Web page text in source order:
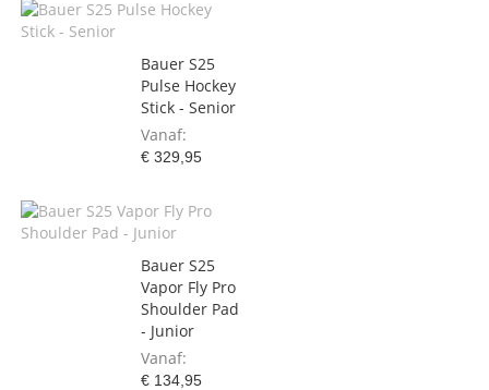
Bauer S25
Pulse Hockey
Stick - Senior
Vanaf
€ 329,95
Bauer S25
Vapor Fly Pro
Shoulder Pad
- Junior
Vanaf
€ 134,95